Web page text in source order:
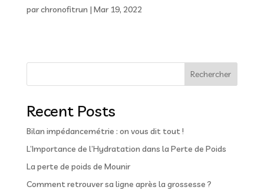
parchronofitrun | Mar 19, 2022
Rechercher
Recent Posts
Bilan impédancemétrie : on vous dit tout !
L’Importance de l’Hydratation dans la Perte de Poids
La perte de poids de Mounir
Comment retrouver sa ligne après la grossesse ?